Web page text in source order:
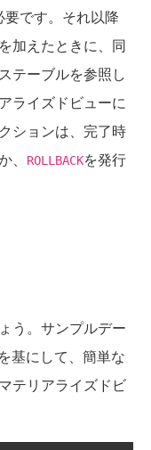
要です。それ以降
加えたときに、同
テーブルを参照し
ライズドビューに
ションは、完了時
ROLLBACKを発行
う。サンプルデー
基にして、簡単な
テリアライズドビ